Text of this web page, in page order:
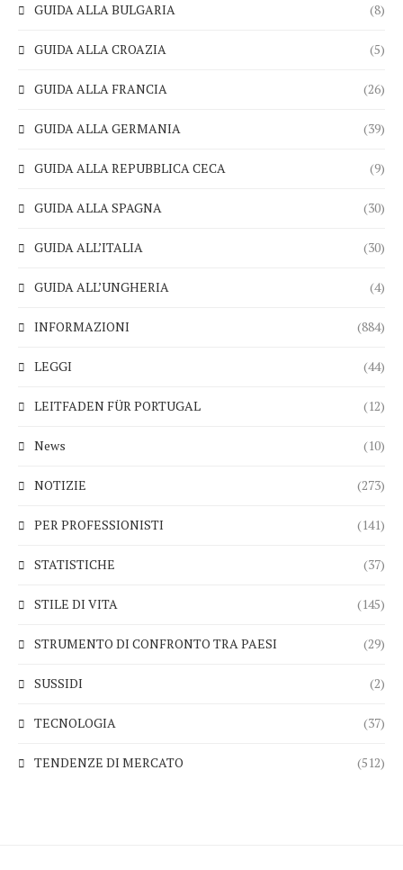
GUIDA ALLA BULGARIA (8)
GUIDA ALLA CROAZIA (5)
GUIDA ALLA FRANCIA (26)
GUIDA ALLA GERMANIA (39)
GUIDA ALLA REPUBBLICA CECA (9)
GUIDA ALLA SPAGNA (30)
GUIDA ALL’ITALIA (30)
GUIDA ALL’UNGHERIA (4)
INFORMAZIONI (884)
LEGGI (44)
LEITFADEN FÜR PORTUGAL (12)
News (10)
NOTIZIE (273)
PER PROFESSIONISTI (141)
STATISTICHE (37)
STILE DI VITA (145)
STRUMENTO DI CONFRONTO TRA PAESI (29)
SUSSIDI (2)
TECNOLOGIA (37)
TENDENZE DI MERCATO (512)